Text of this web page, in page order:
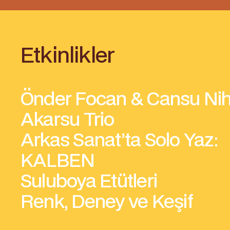
Etkinlikler
Önder Focan & Cansu
Akarsu Trio
Arkas Sanat’ta Solo Yaz:
KALBEN
Suluboya Etütleri
Renk, Deney ve Keşif